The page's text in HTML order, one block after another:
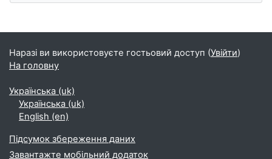
Блоки
Наразі ви використовуєте гостьовий доступ (Увійти)
На головну
Українська ‎(uk)‎
Українська ‎(uk)‎
English ‎(en)‎
Підсумок збереження даних
Завантажте мобільний додаток